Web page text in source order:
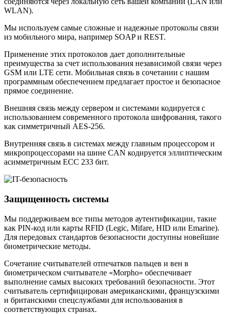
WLAN).
Мы используем самые сложные и надежные протоколы связи
из мобильного мира, например SOAP и REST.
Применение этих протоколов дает дополнительные
преимущества за счет использования независимой связи через
GSM или LTE сети. Мобильная связь в сочетании с нашим
программным обеспечением предлагает простое и безопасное
прямое соединение.
Внешняя связь между сервером и системами кодируется с
использованием современного протокола шифрования, такого
как симметричный AES-256.
Внутренняя связь в системах между главным процессором и
микропроцессорами на шине CAN кодируется эллиптическим
асимметричным ECC 233 бит.
Защищенность системы
Мы поддерживаем все типы методов аутентификации, такие
как PIN-код или карты RFID (Legic, Mifare, HID или Emarine).
Для передовых стандартов безопасности доступны новейшие
биометрические методы.
Сочетание считывателей отпечатков пальцев и вен в
биометрическом считывателе «Morpho» обеспечивает
выполнение самых высоких требований безопасности. Этот
считыватель сертифицирован американскими, французскими
и британскими спецслужбами для использования в
соответствующих странах.